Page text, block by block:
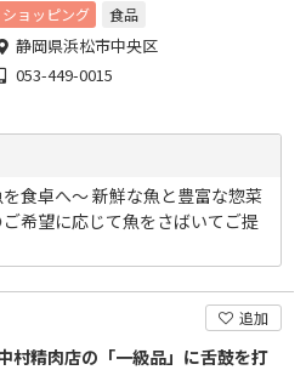
ショッピング 食品
静岡県浜松市中央区
053-449-0015
食卓へ～ 新鮮な魚と豊富な惣菜
希望に応じて魚をさばいてご提
追加
村精肉店の「一級品」に舌鼓を打